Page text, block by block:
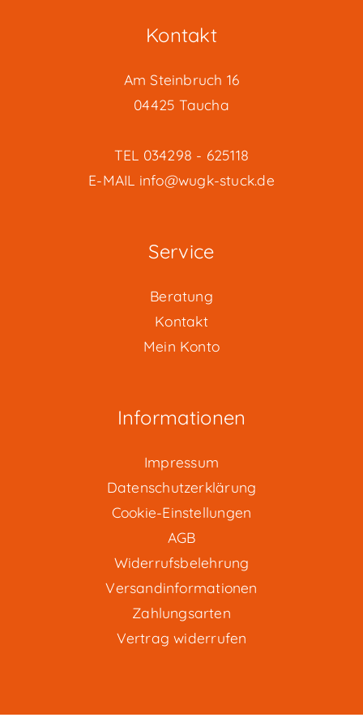
Kontakt
Am Steinbruch 16
04425 Taucha
TEL 034298 - 625118
E-MAIL info@wugk-stuck.de
Service
Beratung
Kontakt
Mein Konto
Informationen
Impressum
Datenschutzerklärung
Cookie-Einstellungen
AGB
Widerrufsbelehrung
Versandinformationen
Zahlungsarten
Vertrag widerrufen